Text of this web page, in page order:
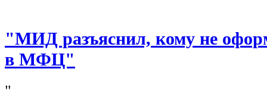
"МИД разъяснил, кому не
в МФЦ"
"